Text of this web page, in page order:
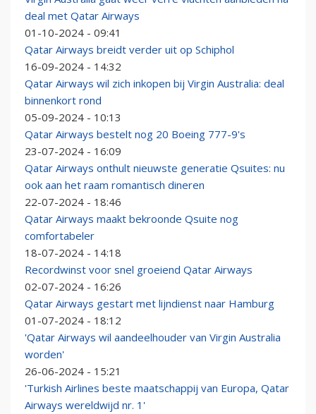
deal met Qatar Airways
01-10-2024 - 09:41
Qatar Airways breidt verder uit op Schiphol
16-09-2024 - 14:32
Qatar Airways wil zich inkopen bij Virgin Australia: deal
binnenkort rond
05-09-2024 - 10:13
Qatar Airways bestelt nog 20 Boeing 777-9's
23-07-2024 - 16:09
Qatar Airways onthult nieuwste generatie Qsuites: nu
ook aan het raam romantisch dineren
22-07-2024 - 18:46
Qatar Airways maakt bekroonde Qsuite nog
comfortabeler
18-07-2024 - 14:18
Recordwinst voor snel groeiend Qatar Airways
02-07-2024 - 16:26
Qatar Airways gestart met lijndienst naar Hamburg
01-07-2024 - 18:12
'Qatar Airways wil aandeelhouder van Virgin Australia
worden'
26-06-2024 - 15:21
'Turkish Airlines beste maatschappij van Europa, Qatar
Airways wereldwijd nr. 1'